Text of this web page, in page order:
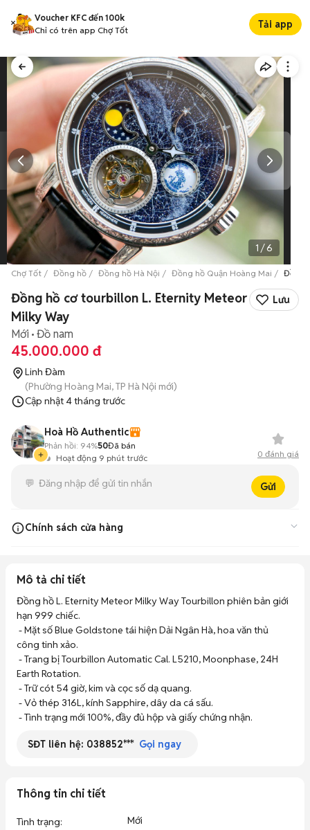
Voucher KFC đến 100k
Chỉ có trên app Chợ Tốt
Tải app
1 /6
Chợ Tốt Đồng hồ Đồng hồ Hà Nội Đồng hồ Quận Hoàng Mai Đồng
Đồng hồ cơ tourbillon L. Eternity Meteor
Milky Way
Lưu
Mới Đồ nam
45.000.000 đ
Linh Đàm
(Phường Hoàng Mai, TP Hà Nội mới)
Cập nhật4 tháng trước
Hoà Hồ Authentic
Hoạt động 9 phút trước
Phản hồi: 94%50Đã bán
0 đánh giá
Gửi
Chính sách cửa hàng
Bảo hành 5 năm
Trả trước 0 Đ nhận máy
Trợ giá thu cũ lên đời máy
Mô tả chi tiết
Đồng hồ L. Eternity Meteor Milky Way Tourbillon phiên bản giới
hạn 999 chiếc.
công tinh xảo.
Earth Rotation.
- Tình trạng mới 100%, đầy đủ hộp và giấy chứng nhận.
SĐT liên hệ: 038852*** Gọi ngay
Thông tin chi tiết
Tình trạng: Mới